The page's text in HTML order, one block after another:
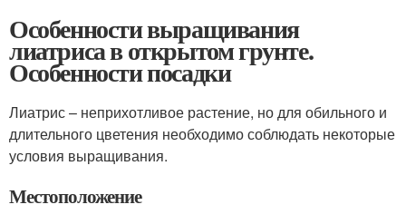
Особенности выращивания
лиатриса в открытом грунте.
Особенности посадки
Лиатрис – неприхотливое растение, но для обильного и
длительного цветения необходимо соблюдать некоторые
условия выращивания.
Местоположение